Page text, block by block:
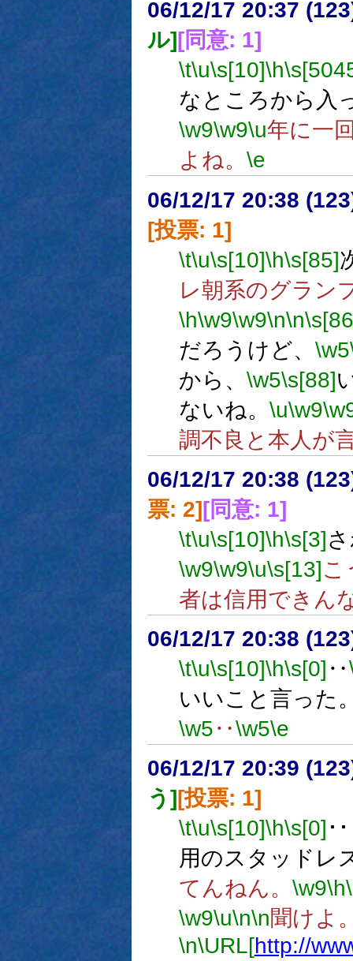
06/12/17 20:37
ル] [同意: 1]
\t\u\s[10]\h
なところから入
\w9\w9\u年に一
よね。 \e
06/12/17 20:38
[投票: 1]
\t\u\s[10]\h\s[85]
レ朝系のグラン
\h\w9\w9\n\n
だろうけど、 \w5
から、 \w5\s[88]
ないね。 \u\w9
調不良と本人が
06/12/17 20:38
票: 2][同意: 1]
\t\u\s[10]\h\s[3]
\w9\w9\u\s[13]こ
者は信用できん
06/12/17 20:38
\t\u\s[10]\h\s[0] ‥
いいこと言った
\w5‥\w5\e
06/12/17 20:39
う][投票: 1]
\t\u\s[10]\h\s[0] ･
用のスタッドレ
てんねん。 \w9\h
\w9\u\n\n聞けよ
\n\URL[http://